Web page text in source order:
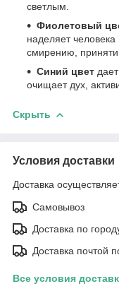
светлым.
Фиолетовый
наделяет
смирению,
Синий цвет
очищает дух,
Скрыть
Условия доставки
Доставка
Самовывоз
Доставка по
Доставка почтой
Все условия